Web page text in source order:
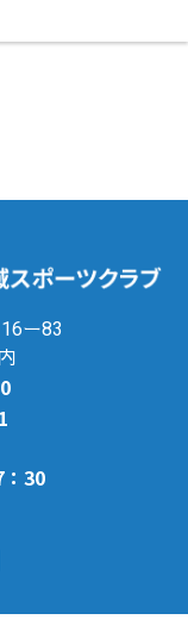
ー83
30